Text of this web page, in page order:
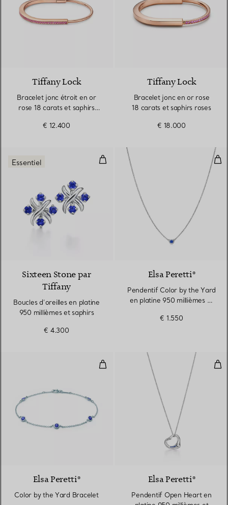
Tiffany Lock
Bracelet jonc étroit en or
rose 18 carats et saphirs
€ 12.400
Tiffany Lock
Bracelet jonc en or rose
18 carats et saphirs roses
€ 18.000
Boucles d’oreilles en platine
Essentiel
Sixteen Stone par
Tiffany
Boucles d’oreilles en platine
950 millièmes et saphirs
€ 4.300
Elsa Peretti®
Pendentif Color by the Yard
en platine 950 millièmes et
€ 1.550
Color by the Yard Bracelet
Elsa Peretti®
Color by the Yard Bracelet
Elsa Peretti®
Pendentif Open Heart en